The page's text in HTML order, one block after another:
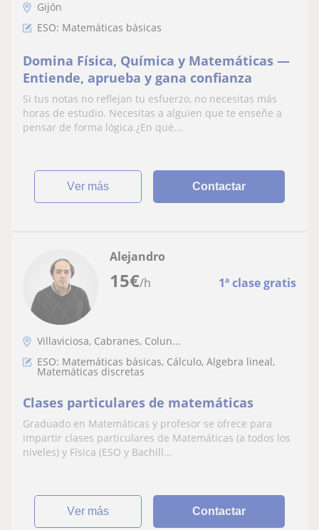
Gijón
ESO: Matemáticas básicas
Domina Física, Química y Matemáticas —
Entiende, aprueba y gana confianza
Si tus notas no reflejan tu esfuerzo, no necesitas más
horas de estudio. Necesitas a alguien que te enseñe a
pensar de forma lógica.¿En qué...
ver más Contactar
15€/h 1ª clase gratis
Alejandro
Villaviciosa, Cabranes, Colun...
ESO: Matemáticas básicas, Cálculo, Álgebra lineal,
Matemáticas discretas
Clases particulares de matemáticas
Graduado en Matemáticas y profesor se ofrece para
impartir clases particulares de Matemáticas (a todos los
niveles) y Física (ESO y Bachill...
ver más Contactar